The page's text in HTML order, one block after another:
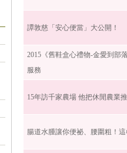
譚敦慈「安心便當」大公開！
2015《舊鞋盒心禮物-金愛到部
服務
15年訪千家農場 他把休閒農業
腸道水腫讓你便祕、腰圍粗！